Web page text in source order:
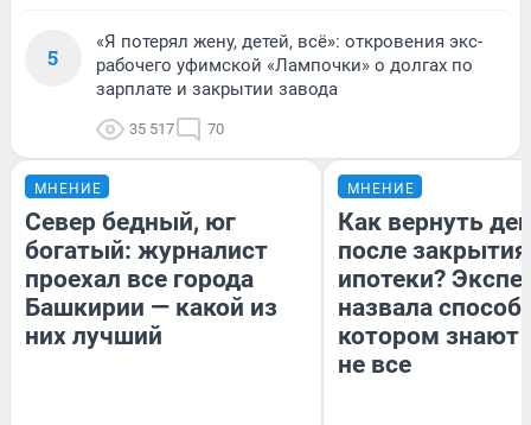
5
«Я потерял жену, детей, всё»: откровения экс-
рабочего уфимской «Лампочки» о долгах по
зарплате и закрытии завода
35 517 70
МНЕНИЕ
Север бедный, юг
богатый: журналист
проехал все города
Башкирии — какой из
них лучший
МНЕНИЕ
Как вернуть
после закрытия
ипотеки?
назвала
котором знают
не все